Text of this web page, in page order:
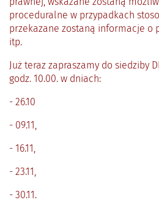
proceduralne w przypadkach
przekazane zostaną informacje o
itp.
Już teraz zapraszamy do siedziby
godz. 10.00. w dniach:
- 26.10
- 09.11,
- 16.11,
- 23.11,
- 30.11.